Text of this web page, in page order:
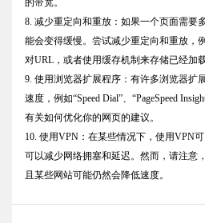
8. 减少重定向和重放：如果一个页面需要
能会变得缓慢。尝试减少重定向和重放，
对URL，或者使用缓存机制来存储已经加
9. 使用浏览器扩展程序：有许多浏览器扩
速度，例如“Speed Dial”、“PageSpeed
有关如何优化你的网页的建议。
10. 使用VPN：在某些情况下，使用VPN
可以减少网络拥塞和延迟。然而，请注意
且某些网站可能仍然会降低速度。